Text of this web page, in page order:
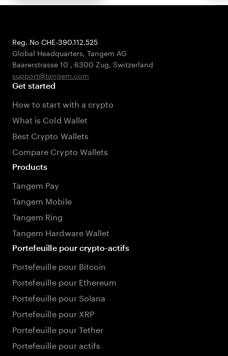
Reg. No CHE-390.112.525
Global Headquarters, Tangem AG
Baarerstrasse 10 , 6300 Zug, Switzerland
support@tangem.com
Get started
How to start with a crypto
What is Cold Wallet
Best Crypto Wallets
Compare Crypto Wallets
Products
Tangem Pay
Tangem Mobile
Tangem Ring
Tangem Hardware Wallet
Portefeuille pour crypto-actifs
Portefeuille pour Bitcoin
Portefeuille pour Ethereum
Portefeuille pour Solana
Portefeuille pour XRP
Portefeuille pour Tether
Portefeuille pour actifs